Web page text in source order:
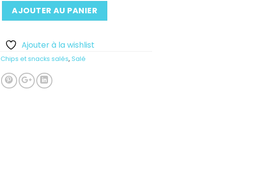
AJOUTER AU PANIER
Ajouter à la wishlist
Chips et snacks salés, Salé